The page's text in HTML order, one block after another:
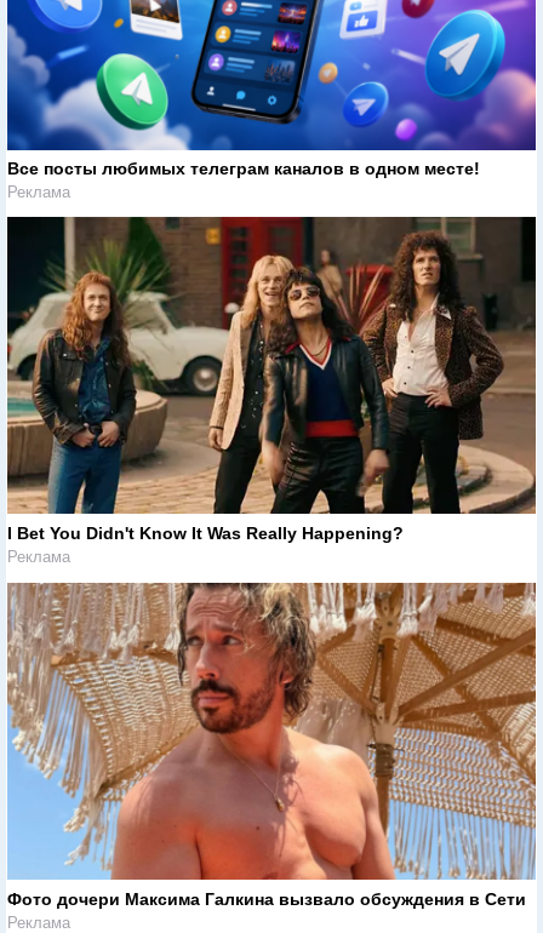
Все посты любимых телеграм каналов в одном месте!
Реклама
I Bet You Didn't Know It Was Really Happening?
Реклама
Фото дочери Максима Галкина вызвало обсуждения в Сети
Реклама